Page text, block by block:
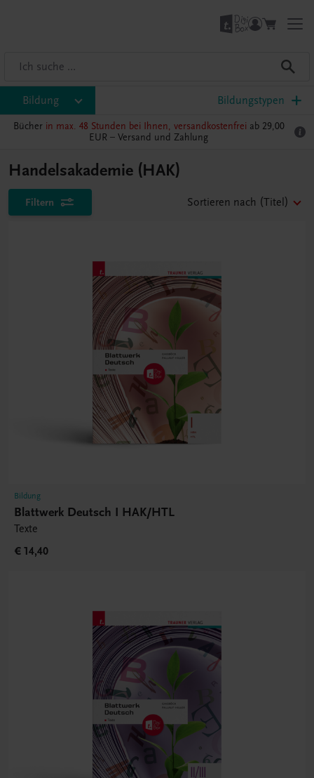
Bildung Bildungstypen
Bücher in max. 48 Stunden bei Ihnen, versandkostenfrei ab 29,00
EUR – Versand und Zahlung
Handelsakademie (HAK)
Filtern Sortieren nach (Titel)
Bildung
Blattwerk Deutsch I HAK/HTL
Texte
€ 14,40